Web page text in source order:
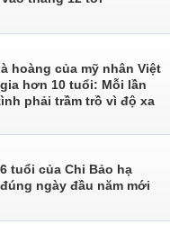
hoàng của mỹ nhân Việt
hơn 10 tuổi: Mỗi lần
phải trầm trồ vì độ xa
tuổi của Chi Bảo hạ
ngày đầu năm mới